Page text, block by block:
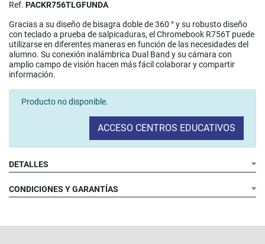
Ref. PACKR756TLGFUNDA
Gracias a su diseño de bisagra doble de 360 ° y su robusto diseño
con teclado a prueba de salpicaduras, el Chromebook R756T puede
utilizarse en diferentes maneras en función de las necesidades del
alumno. Su conexión inalámbrica Dual Band y su cámara con
amplio campo de visión hacen más fácil colaborar y compartir
información.​
Producto no disponible.
ACCESO CENTROS EDUCATIVOS
DETALLES
CONDICIONES Y GARANTÍAS